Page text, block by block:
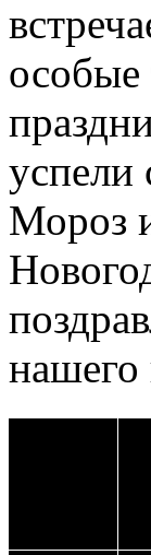
особые
успели
Мороз